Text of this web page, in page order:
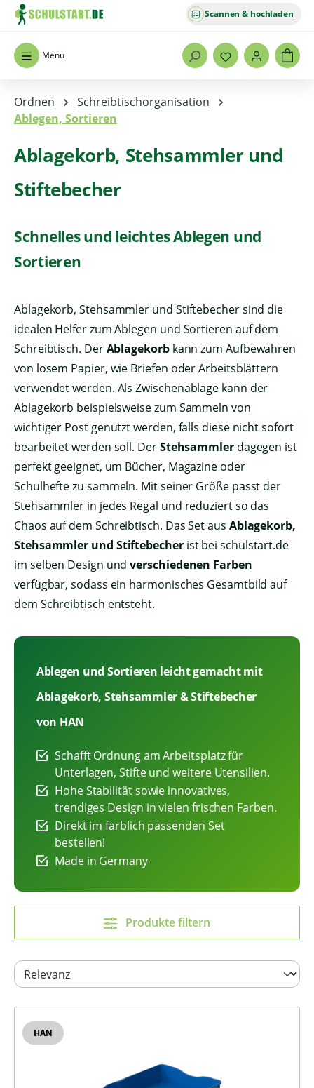
Zum Hauptinhalt springen
Menü
Scannen & hochladen
Ordnen
Schreibtischorganisation
Ablegen, Sortieren
Ablagekorb, Stehsammler und
Stiftebecher
Schnelles und leichtes Ablegen und
Sortieren
Ablagekorb, Stehsammler und Stiftebecher sind die
idealen Helfer zum Ablegen und Sortieren auf dem
Schreibtisch. DerAblagekorbkann zum Aufbewahren
von losem Papier, wie Briefen oder Arbeitsblättern
verwendet werden. Als Zwischenablage kann der
Ablagekorb beispielsweise zum Sammeln von
wichtiger Post genutzt werden, falls diese nicht sofort
bearbeitet werden soll. DerStehsammlerdagegen ist
perfekt geeignet, um Bücher, Magazine oder
Schulhefte zu sammeln. Mit seiner Größe passt der
Stehsammler in jedes Regal und reduziert so das
Chaos auf dem Schreibtisch. Das Set aus Ablagekorb,
Stehsammler und Stiftebecherist bei schulstart.de
im selben Design undverschiedenen Farben
verfügbar, sodass ein harmonisches Gesamtbild auf
dem Schreibtisch entsteht.
Ablegen und Sortieren leicht gemacht mit
Ablagekorb, Stehsammler & Stiftebecher
von HAN
Schafft Ordnung am Arbeitsplatz für
Unterlagen, Stifte und weitere Utensilien.
Hohe Stabilität sowie innovatives,
trendiges Design in vielen frischen Farben.
Direkt im farblich passenden Set
bestellen!
Made in Germany
Produkte filtern
HAN